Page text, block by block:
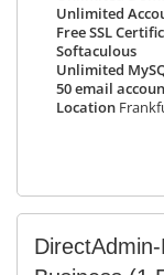
Unlimited
Free SSL
Softaculous
Unlimited
50 email
Location